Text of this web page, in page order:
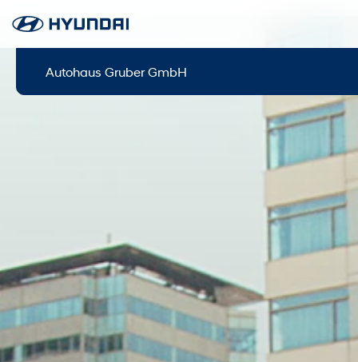
Autohaus Gruber GmbH